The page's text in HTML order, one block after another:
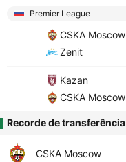
Premier League
CSKA Moscow
Zenit
Kazan
CSKA Moscow
Recorde de transferência
CSKA Moscow